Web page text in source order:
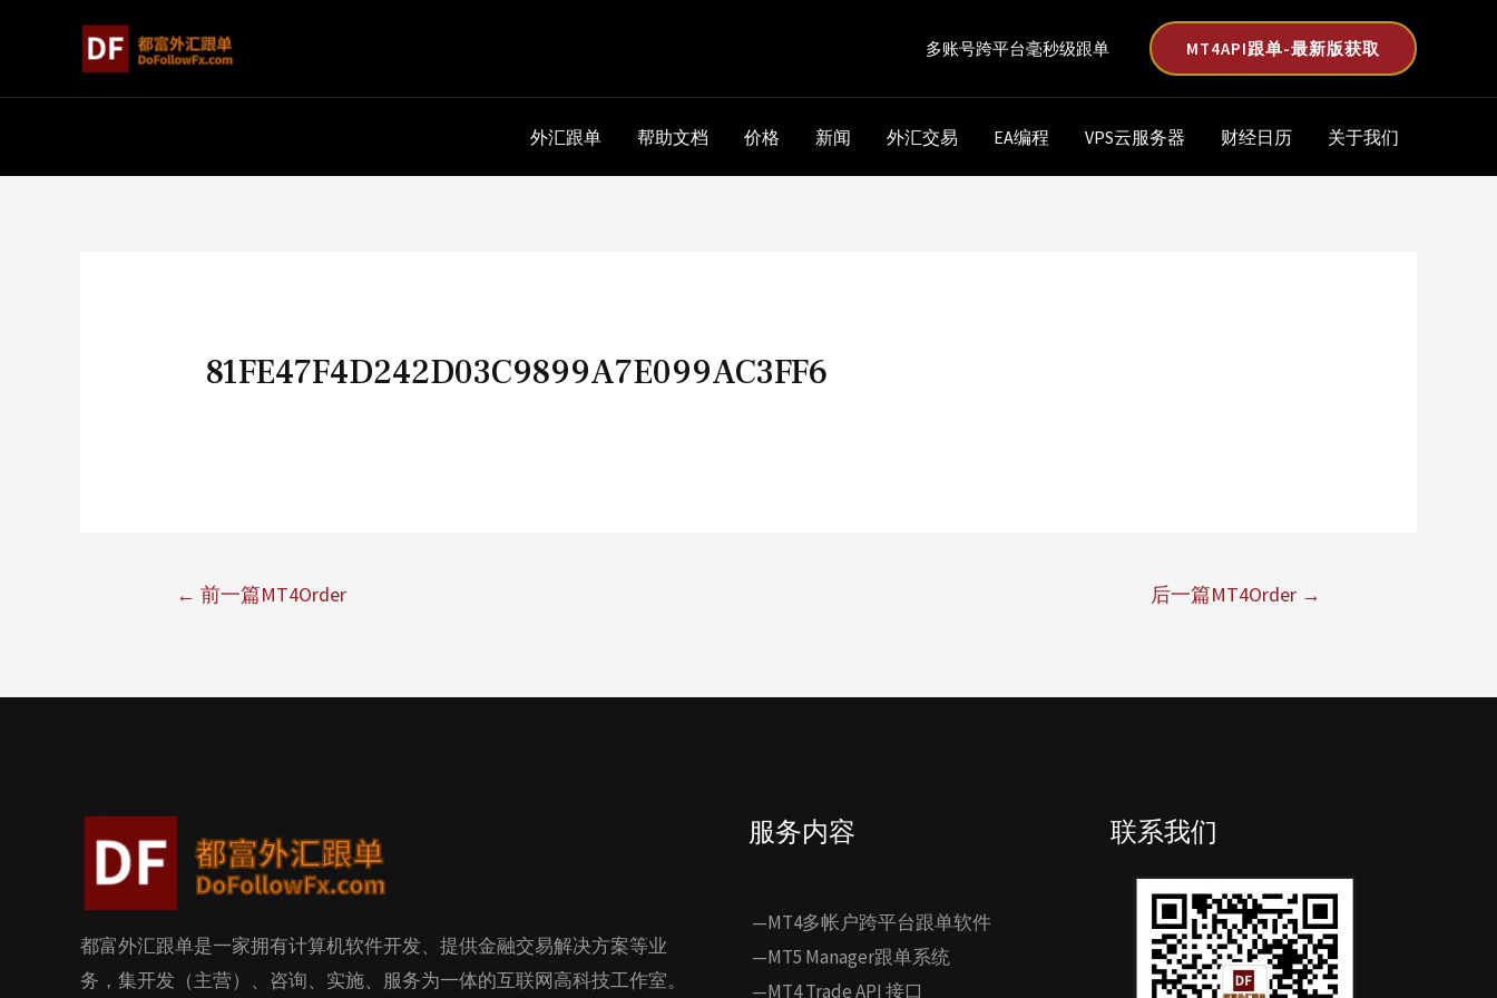
多账号跨平台毫秒级跟单 MT4API跟单-最新版获取
外汇跟单 帮助文档 价格 新闻 外汇交易 EA编程 VPS云服务器 财经日历 关于我们
81FE47F4D242D03C9899A7E099AC3FF6
← 前一篇MT4Order 后一篇MT4Order →
都富外汇跟单是一家拥有计算机软件开发、提供金融交易解决方案等业
务，集开发（主营）、咨询、实施、服务为一体的互联网高科技工作室。
服务内容
—MT4多帐户跨平台跟单软件
—MT5 Manager跟单系统
—MT4 Trade API 接口
联系我们